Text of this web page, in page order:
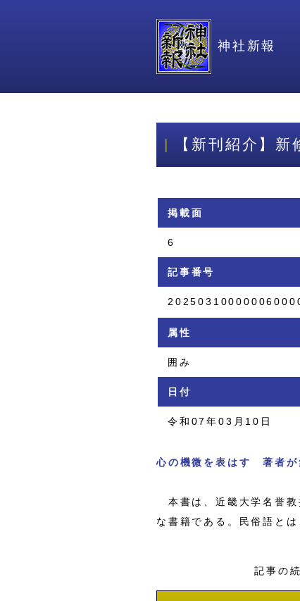
神社新報
【新刊紹介】
掲載面
6
記事番号
属性
囲み
日付
令和07年03月10日
心の機微を表はす 著者が
本書は、近畿大学名誉教
な書籍である。民俗語と
記事の